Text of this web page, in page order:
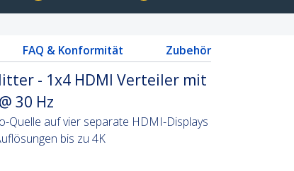
FAQ & Konformität Zubehör
- 1x4 HDMI Verteiler mit
30 Hz
Quelle auf vier separate HDMI-Displays
bis zu 4K